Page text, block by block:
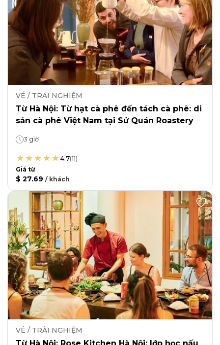
VÉ / TRẢI NGHIỆM
Từ Hà Nội: Từ hạt cà phê đến tách cà phê: di
sản cà phê Việt Nam tại Sử Quán Roastery
3 giờ
4.7(11)
Giá từ
$ 27.69 / khách
VÉ / TRẢI NGHIỆM